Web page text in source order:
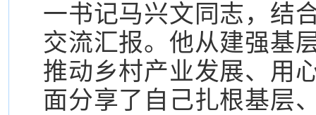
一书记马兴文同志，结
交流汇报。他从建强基
推动乡村产业发展、用
面分享了自己扎根基层